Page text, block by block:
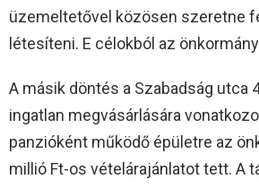
üzemeltetővel közösen szeretne
létesíteni. E célokból az
A másik döntés a Szabadság utca
ingatlan megvásárlására
panzióként működő épületre az
millió Ft-os vételárajánlatot tett. A